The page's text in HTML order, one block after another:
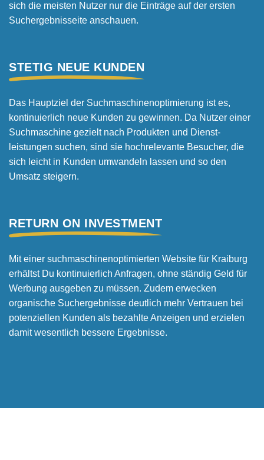
sich die meisten Nutzer nur die Einträge auf der ersten
Suchergebnis­seite anschauen.
STETIG NEUE KUNDEN
Das Hauptziel der Suchmaschinen­optimierung ist es,
kontinuierlich neue Kunden zu gewinnen. Da Nutzer einer
Suchmaschine gezielt nach Produkten und Dienst­
leistungen suchen, sind sie hoch­relevante Besucher, die
sich leicht in Kunden umwandeln lassen und so den
Umsatz steigern.
RETURN ON INVESTMENT
Mit einer suchmaschinen­optimierten Website für Kraiburg
erhältst Du kontinuierlich Anfragen, ohne ständig Geld für
Werbung ausgeben zu müssen. Zudem erwecken
organische Suchergebnisse deutlich mehr Vertrauen bei
potenziellen Kunden als bezahlte Anzeigen und erzielen
damit wesentlich bessere Ergebnisse.